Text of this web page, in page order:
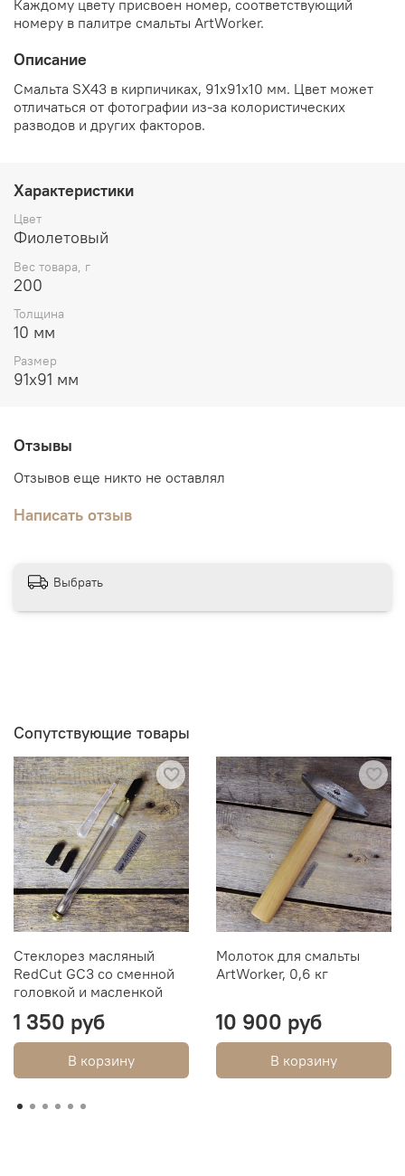
Каждому цвету присвоен номер, соответствующий
номеру в палитре смальты ArtWorker.
Описание
Смальта SX43 в кирпичиках, 91х91х10 мм. Цвет может
отличаться от фотографии из-за колористических
разводов и других факторов.
Характеристики
Цвет
Фиолетовый
Вес товара, г
200
Толщина
10 мм
Размер
91х91 мм
Отзывы
Отзывов еще никто не оставлял
Написать отзыв
Выбрать
Сопутствующие товары
Стеклорез масляный
RedCut GC3 со сменной
головкой и масленкой
1 350 руб
В корзину
Молоток для смальты
ArtWorker, 0,6 кг
10 900 руб
В корзину